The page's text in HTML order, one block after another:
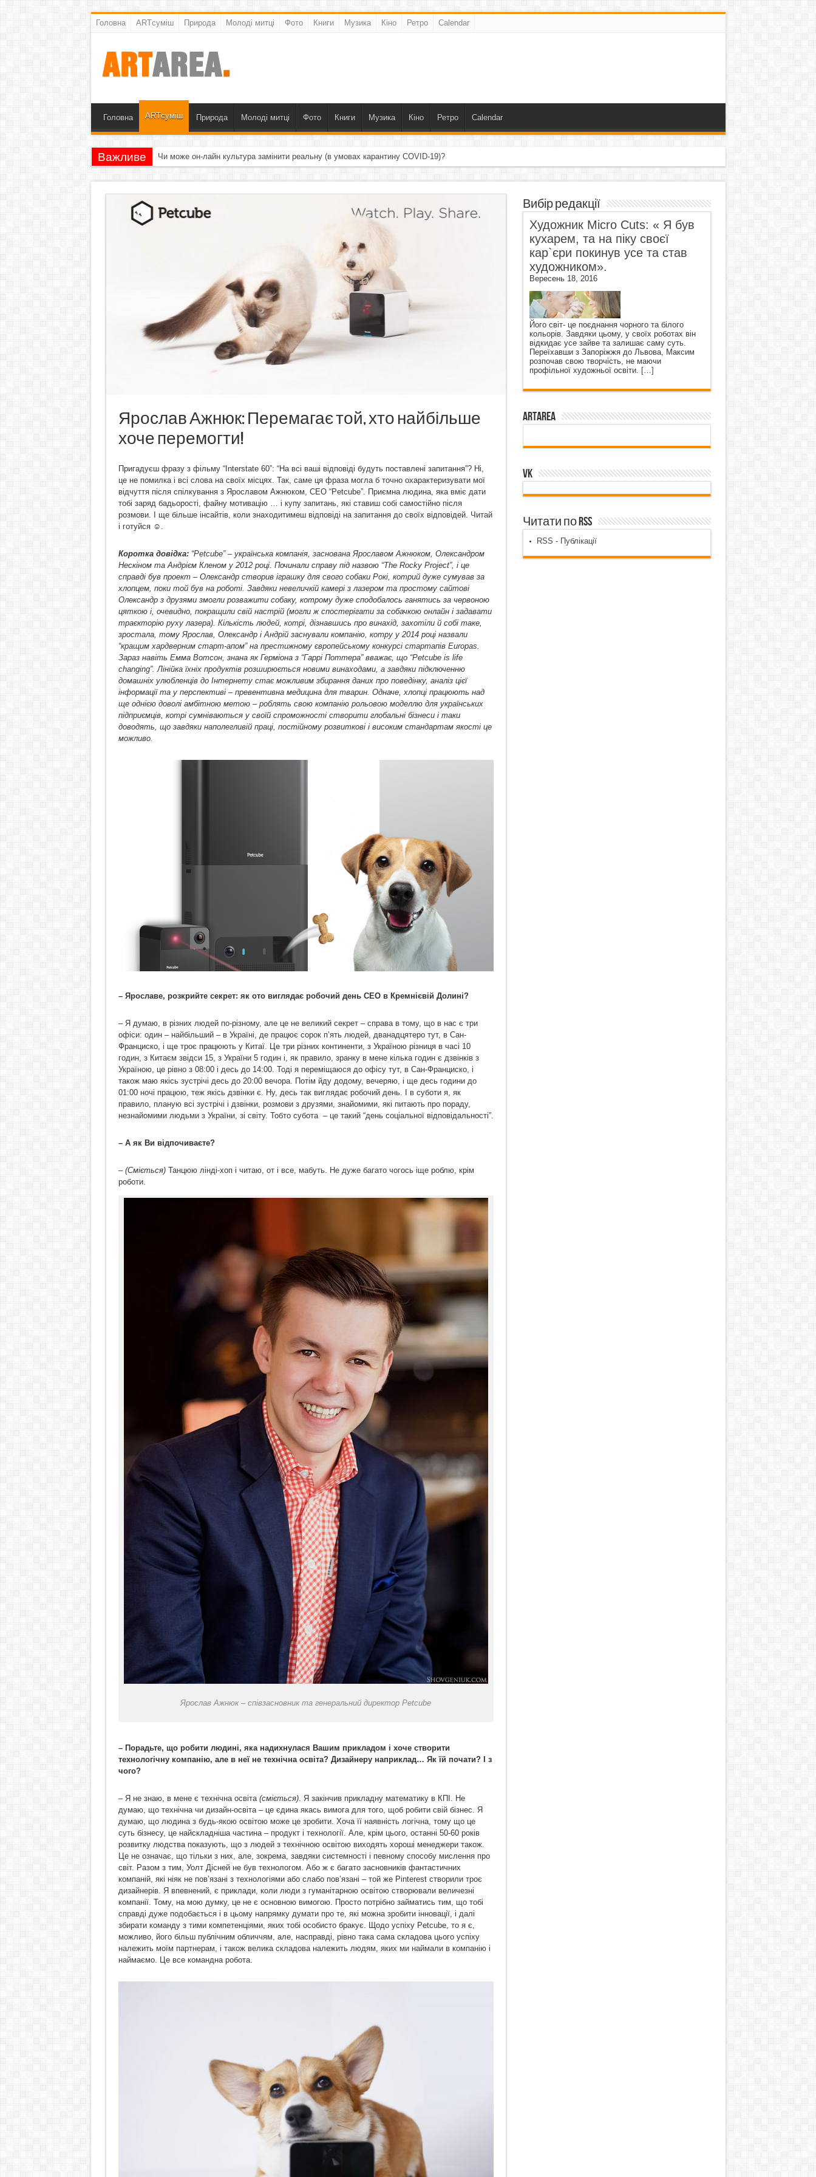
Головна ARTсуміш Природа Молоді митці Фото Книги Музика Кіно Ретро Calendar
Головна ARTсуміш Природа Молоді митці Фото Книги Музика Кіно Ретро Calendar
Важливе Чи може он-лайн культура замінити реальну (в умовах карантину COVID-19)?
Ярослав Ажнюк: Перемагає той, хто найбільше
хоче перемогти!
Пригадуєш фразу з фільму “Interstate 60”: “На всі ваші відповіді будуть поставлені запитання”? Ні,
це не помилка і всі слова на своїх місцях. Так, саме ця фраза могла б точно охарактеризувати мої
відчуття після спілкування з Ярославом Ажнюком, CEO “Petcube”. Приємна людина, яка вміє дати
тобі заряд бадьорості, файну мотивацію … і купу запитань, які ставиш собі самостійно після
розмови. І ще більше інсайтів, коли знаходитимеш відповіді на запитання до своїх відповідей. Читай
і готуйся ☺.
Коротка довідка:“Petcube” – українська компанія, заснована Ярославом Ажнюком, Олександром
Нескіном та Андрієм Кленом у 2012 році. Починали справу під назвою “The Rocky Project”, і це
справді був проект – Олександр створив іграшку для свого собаки Рокі, котрий дуже сумував за
хлопцем, поки той був на роботі. Завдяки невеличкій камері з лазером та простому сайтові
Олександр з друзями змогли розважити собаку, котрому дуже сподобалось ганятись за червоною
цяткою і, очевидно, покращили свій настрій (могли ж спостерігати за собачкою онлайн і задавати
траєкторію руху лазера). Кількість людей, котрі, дізнавшись про винахід, захотіли й собі таке,
зростала, тому Ярослав, Олександр і Андрій заснували компанію, котру у 2014 році назвали
“кращим хардверним старт-апом” на престижному європейському конкурсі стартапів Europas.
Зараз навіть Емма Вотсон, знана як Герміона з “Гаррі Поттера” вважає, що “Petcube is life
changing”. Лінійка їхніх продуктів розширюється новими винаходами, а завдяки підключенню
домашніх улюбленців до Інтернету стає можливим збирання даних про поведінку, аналіз цієї
інформації та у перспективі – превентивна медицина для тварин. Одначе, хлопці працюють над
ще однією доволі амбітною метою – роблять свою компанію рольовою моделлю для українських
підприємців, котрі сумніваються у своїй спроможності створити глобальні бізнеси і таки
доводять, що завдяки наполегливій праці, постійному розвиткові і високим стандартам якості це
можливо.
– Ярославе, розкрийте секрет: як ото виглядає робочий день СEO в Кремнієвій Долині?
– Я думаю, в різних людей по-різному, але це не великий секрет – справа в тому, що в нас є три
офіси: один – найбільший – в Україні, де працює сорок п’ять людей, дванадцятеро тут, в Сан-
Франциско, і ще троє працюють у Китаї. Це три різних континенти, з Україною різниця в часі 10
годин, з Китаєм звідси 15, з України 5 годин і, як правило, зранку в мене кілька годин є дзвінків з
Україною, це рівно з 08:00 і десь до 14:00. Тоді я переміщаюся до офісу тут, в Сан-Франциско, і
також маю якісь зустрічі десь до 20:00 вечора. Потім йду додому, вечеряю, і ще десь години до
01:00 ночі працюю, теж якісь дзвінки є. Ну, десь так виглядає робочий день. І в суботи я, як
правило, планую всі зустрічі і дзвінки, розмови з друзями, знайомими, які питають про пораду,
незнайомими людьми з України, зі світу. Тобто субота – це такий “день соціальної відповідальності”.
– А як Ви відпочиваєте?
– (Сміється)Танцюю лінді-хоп і читаю, от і все, мабуть. Не дуже багато чогось іще роблю, крім
роботи.
Ярослав Ажнюк – співзасновник та генеральний директор Petcube
– Порадьте, що робити людині, яка надихнулася Вашим прикладом і хоче створити
технологічну компанію, але в неї не технічна освіта? Дизайнеру наприклад… Як їй почати? І з
чого?
– Я не знаю, в мене є технічна освіта (сміється). Я закінчив прикладну математику в КПІ. Не
думаю, що технічна чи дизайн-освіта – це єдина якась вимога для того, щоб робити свій бізнес. Я
думаю, що людина з будь-якою освітою може це зробити. Хоча її наявність логічна, тому що це
суть бізнесу, це найскладніша частина – продукт і технології. Але, крім цього, останні 50-60 років
розвитку людства показують, що з людей з технічною освітою виходять хороші менеджери також.
Це не означає, що тільки з них, але, зокрема, завдяки системності і певному способу мислення про
світ. Разом з тим, Уолт Дісней не був технологом. Або ж є багато засновників фантастичних
компаній, які ніяк не пов’язані з технологіями або слабо пов’язані – той же Pinterest створили троє
дизайнерів. Я впевнений, є приклади, коли люди з гуманітарною освітою створювали величезні
компанії. Тому, на мою думку, це не є основною вимогою. Просто потрібно займатись тим, що тобі
справді дуже подобається і в цьому напрямку думати про те, які можна зробити інновації, і далі
збирати команду з тими компетенціями, яких тобі особисто бракує. Щодо успіху Petcube, то я є,
можливо, його більш публічним обличчям, але, насправді, рівно така сама складова цього успіху
належить моїм партнерам, і також велика складова належить людям, яких ми наймали в компанію і
наймаємо. Це все командна робота.
Вибір редакції
Художник Micro Cuts: « Я був
кухарем, та на піку своєї
кар`єри покинув усе та став
художником».
Вересень 18, 2016
Його світ- це поєднання чорного та білого
кольорів. Завдяки цьому, у своїх роботах він
відкидає усе зайве та залишає саму суть.
Переїхавши з Запоріжжя до Львова, Максим
розпочав свою творчість, не маючи
профільної художньої освіти. […]
ArtArea
VK
Читати по RSS
RSS - Публікації